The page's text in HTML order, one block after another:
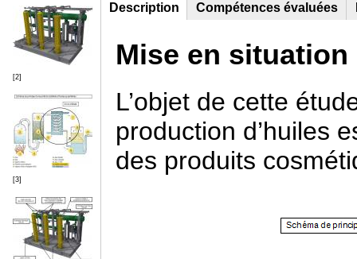
[2]
[3]
Groupe principal
Description (onglet
actif)
Compétences évaluées
Mise en situation
L’objet de cette
production d’huiles
des produits